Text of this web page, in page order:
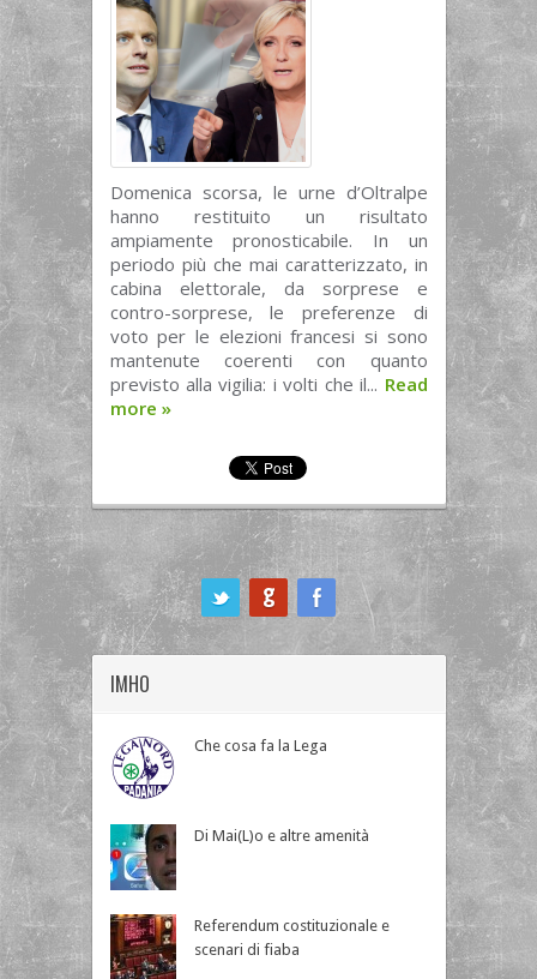
Domenica scorsa, le urne d’Oltralpe
hanno restituito un risultato
ampiamente pronosticabile. In un
periodo più che mai caratterizzato, in
cabina elettorale, da sorprese e
contro-sorprese, le preferenze di
voto per le elezioni francesi si sono
mantenute coerenti con quanto
previsto alla vigilia: i volti che il... Read
more »
IMHO
Che cosa fa la Lega
Di Mai(L)o e altre amenità
Referendum costituzionale e
scenari di fiaba